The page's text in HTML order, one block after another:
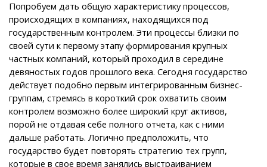
Попробуем дать общую характеристику процессов,
происходящих в компаниях, находящихся под
государственным контролем. Эти процессы близки по
своей сути к первому этапу формирования крупных
частных компаний, который проходил в середине
девяностых годов прошлого века. Сегодня государство
действует подобно первым интегрированным бизнес-
группам, стремясь в короткий срок охватить своим
контролем возможно более широкий круг активов,
порой не отдавая себе полного отчета, как с ними
дальше работать. Логично предположить, что
государство будет повторять стратегию тех групп,
которые в свое время занялись выстраиванием